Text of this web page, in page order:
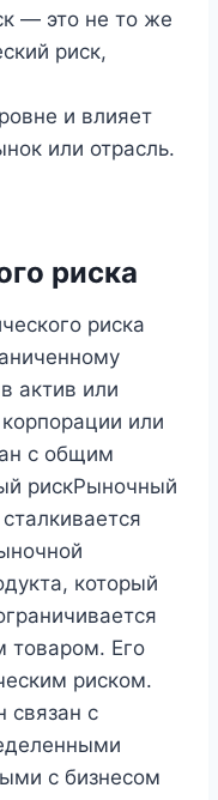
— это не то же
риск,
и влияет
или отрасль.
риска
риска
актив или
или
с общим
рискРыночный
который
товаром. Его
риском.
связан с
с бизнесом